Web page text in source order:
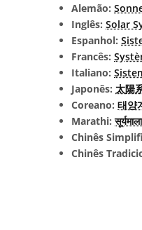
Alemão:
Inglês: Solar
Espanhol:
Francês:
Italiano:
Japonês: 太陽
Coreano: 태양
Marathi:सूर्यमाला
Chinês
Chinês